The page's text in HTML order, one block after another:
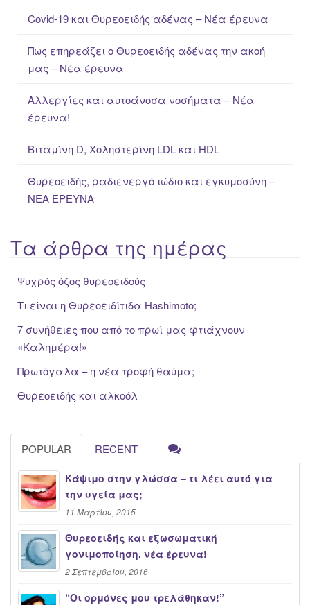
Covid-19 και Θυρεοειδής αδένας – Νέα έρευνα
Πως επηρεάζει ο Θυρεοειδής αδένας την ακοή
μας – Νέα έρευνα
Αλλεργίες και αυτοάνοσα νοσήματα – Νέα
έρευνα!
Βιταμίνη D, Χοληστερίνη LDL και HDL
Θυρεοειδής, ραδιενεργό ιώδιο και εγκυμοσύνη –
ΝΕΑ ΈΡΕΥΝΑ
Τα άρθρα της ημέρας
Ψυχρός όζος θυρεοειδούς
Τι είναι η Θυρεοειδίτιδα Hashimoto;
7 συνήθειες που από το πρωί μας φτιάχνουν
«Καλημέρα!»
Πρωτόγαλα – η νέα τροφή θαύμα;
Θυρεοειδής και αλκοόλ
POPULAR RECENT
Κάψιμο στην γλώσσα – τι λέει αυτό για
την υγεία μας;
11 Μαρτίου, 2015
Θυρεοειδής και εξωσωματική
γονιμοποίηση, νέα έρευνα!
2 Σεπτεμβρίου, 2016
“Oι ορμόνες μου τρελάθηκαν!”